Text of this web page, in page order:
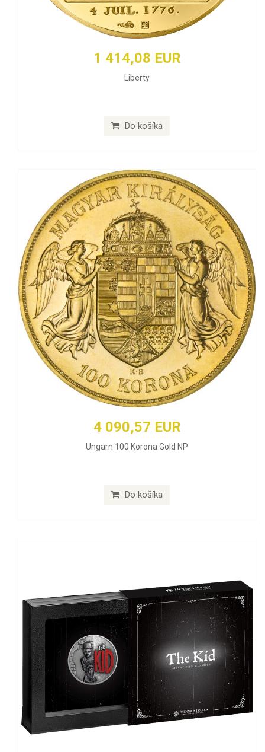
1 414,08 EUR
Liberty
Do košíka
4 090,57 EUR
Ungarn 100 Korona Gold NP
Do košíka